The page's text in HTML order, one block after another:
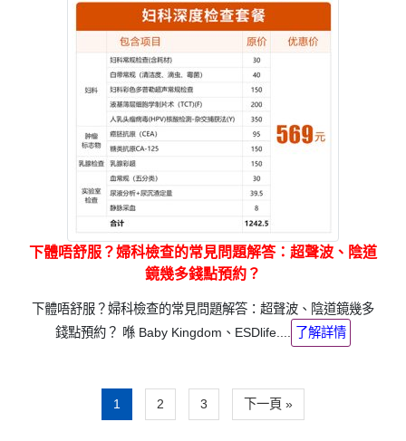
下體唔舒服？婦科檢查的常見問題解答：超聲波、陰道
鏡幾多錢點預約？
下體唔舒服？婦科檢查的常見問題解答：超聲波、陰道鏡幾多
錢點預約？ 喺 Baby Kingdom、ESDlife....
了解詳情
1 2 3 下一頁 »